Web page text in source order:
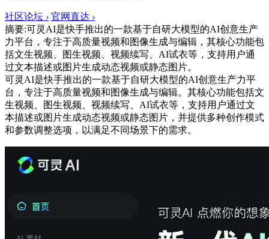
社区论坛 › 官网直达 ›
摘要:可灵AI是快手推出的一款基于自研大模型的AI创意生产
力平台，专注于高质量视频和图像生成与编辑，其核心功能包
括文生视频、图生视频、视频续写、AI试衣等，支持用户通
过文本描述或图片生成动态视频或静态图片。
可灵AI是快手推出的一款基于自研大模型的AI创意生产力平
台，专注于高质量视频和图像生成与编辑。其核心功能包括文
生视频、图生视频、视频续写、AI试衣等，支持用户通过文
本描述或图片生成动态视频或静态图片，并提供多种创作模式
和参数调整选项，以满足不同场景下的需求。